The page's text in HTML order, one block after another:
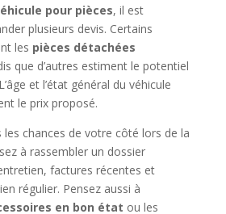
pour pièces, il est
plusieurs devis. Certains
les pièces détachées
que d’autres estiment le potentiel
et l’état général du véhicule
le prix proposé.
chances de votre côté lors de la
à rassembler un dossier
factures récentes et
régulier. Pensez aussi à
en bon état ou les